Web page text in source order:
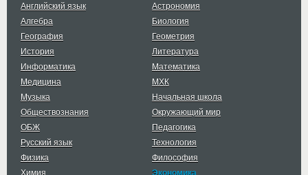
Английский язык
Астрономия
Алгебра
Биология
География
Геометрия
История
Литература
Информатика
Математика
Медицина
МХК
Музыка
Начальная школа
Обществознания
Окружающий мир
ОБЖ
Педагогика
Русский язык
Технология
Физика
Философия
Химия
Экономика